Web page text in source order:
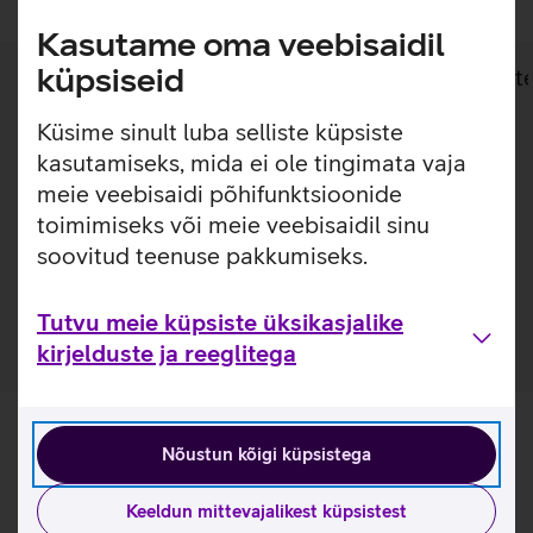
Kasutame oma veebisaidil
küpsiseid
Küsime sinult luba selliste küpsiste
kasutamiseks, mida ei ole tingimata vaja
meie veebisaidi põhifunktsioonide
toimimiseks või meie veebisaidil sinu
soovitud teenuse pakkumiseks.
Tutvu meie küpsiste üksikasjalike
kirjelduste ja reeglitega
Nõustun kõigi küpsistega
Keeldun mittevajalikest küpsistest
Lisainfo
Lisainfo
SAFE by PanzerGlass õhuke silikoonümbris annab
optimaalse kaitse sinu telefonile. Ümbris sobitub ideaalselt
ümber telefoni ja jätab nähtavale seadme disaini ja
värvuse. Ümbrist on võimalik kasutada ka juhtmevabade